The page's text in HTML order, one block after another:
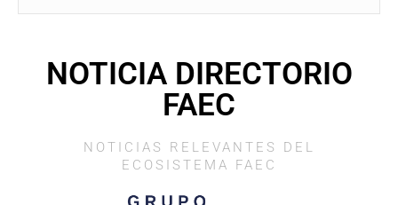
NOTICIA DIRECTORIO
FAEC
NOTICIAS RELEVANTES DEL
ECOSISTEMA FAEC